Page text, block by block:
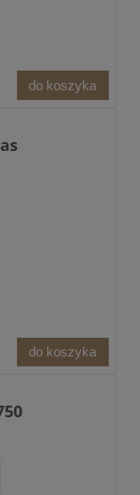
do koszyka
do koszyka